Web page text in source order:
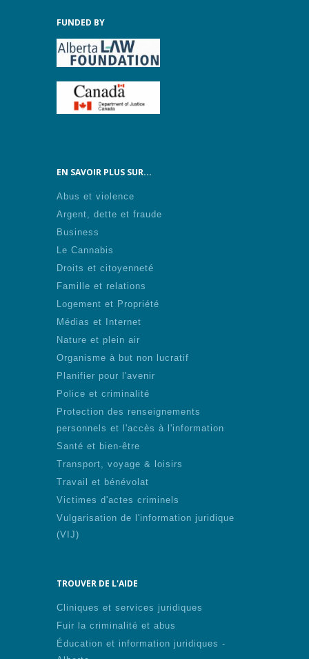
FUNDED BY
EN SAVOIR PLUS SUR...
Abus et violence
Argent, dette et fraude
Business
Le Cannabis
Droits et citoyenneté
Famille et relations
Logement et Propriété
Médias et Internet
Nature et plein air
Organisme à but non lucratif
Planifier pour l'avenir
Police et criminalité
Protection des renseignements
personnels et l'accès à l'information
Santé et bien-être
Transport, voyage & loisirs
Travail et bénévolat
Victimes d'actes criminels
Vulgarisation de l'information juridique
(VIJ)
TROUVER DE L'AIDE
Cliniques et services juridiques
Fuir la criminalité et abus
Éducation et information juridiques -